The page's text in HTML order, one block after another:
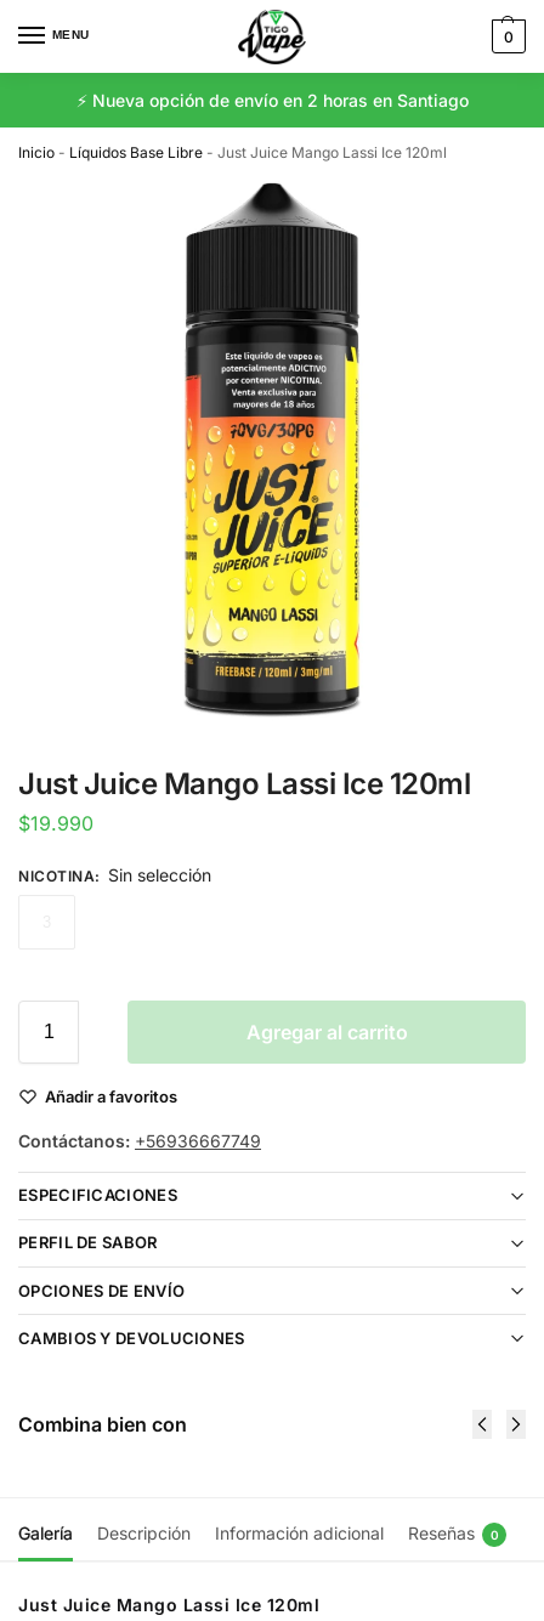
MENU 0
⚡️ Nueva opción de envío en 2 horas en Santiago
Inicio - Líquidos Base Libre - Just Juice Mango Lassi Ice 120ml
Just Juice Mango Lassi Ice 120ml
$19.990
NICOTINA: Sin selección
Agregar al carrito
Añadir a favoritos
Contáctanos: +56936667749
ESPECIFICACIONES
PERFIL DE SABOR
OPCIONES DE ENVÍO
CAMBIOS Y DEVOLUCIONES
Combina bien con
Galería Descripción Información adicional Reseñas 0
Just Juice Mango Lassi Ice 120ml